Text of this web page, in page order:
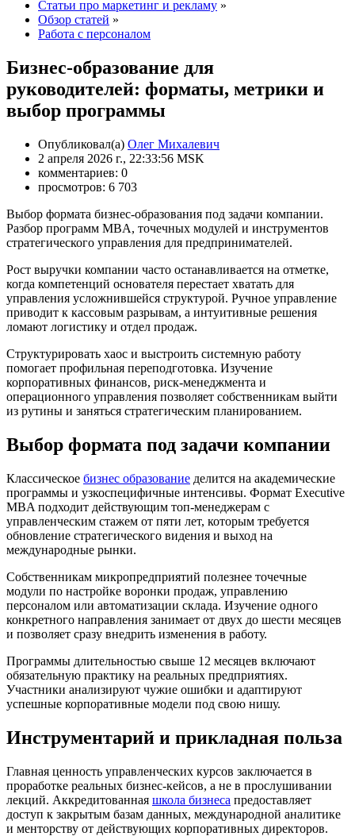
Статьи про маркетинг и рекламу »
Обзор статей »
Работа с персоналом
Бизнес-образование для
руководителей: форматы, метрики и
выбор программы
Опубликовал(а) Олег Михалевич
2 апреля 2026 г., 22:33:56 MSK
комментариев: 0
просмотров: 6 703
Выбор формата бизнес-образования под задачи компании.
Разбор программ MBA, точечных модулей и инструментов
стратегического управления для предпринимателей.
Рост выручки компании часто останавливается на отметке,
когда компетенций основателя перестает хватать для
управления усложнившейся структурой. Ручное управление
приводит к кассовым разрывам, а интуитивные решения
ломают логистику и отдел продаж.
Структурировать хаос и выстроить системную работу
помогает профильная переподготовка. Изучение
корпоративных финансов, риск-менеджмента и
операционного управления позволяет собственникам выйти
из рутины и заняться стратегическим планированием.
Выбор формата под задачи компании
Классическое бизнес образование делится на академические
программы и узкоспецифичные интенсивы. Формат Executive
MBA подходит действующим топ-менеджерам с
управленческим стажем от пяти лет, которым требуется
обновление стратегического видения и выход на
международные рынки.
Собственникам микропредприятий полезнее точечные
модули по настройке воронки продаж, управлению
персоналом или автоматизации склада. Изучение одного
конкретного направления занимает от двух до шести месяцев
и позволяет сразу внедрить изменения в работу.
Программы длительностью свыше 12 месяцев включают
обязательную практику на реальных предприятиях.
Участники анализируют чужие ошибки и адаптируют
успешные корпоративные модели под свою нишу.
Инструментарий и прикладная польза
Главная ценность управленческих курсов заключается в
проработке реальных бизнес-кейсов, а не в прослушивании
лекций. Аккредитованная школа бизнеса предоставляет
доступ к закрытым базам данных, международной аналитике
и менторству от действующих корпоративных директоров.